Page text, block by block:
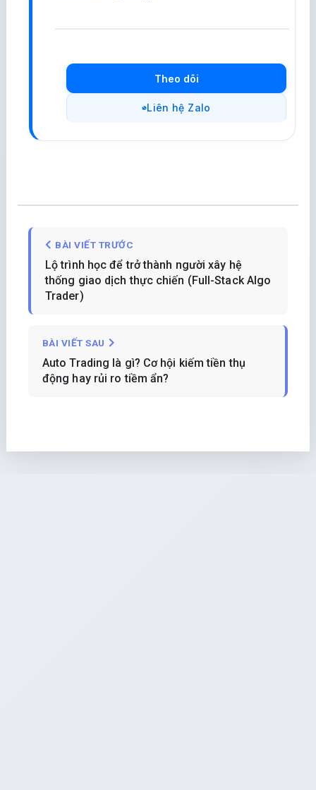
Theo dõi
Liên hệ Zalo
BÀI VIẾT TRƯỚC
Lộ trình học để trở thành người xây hệ
thống giao dịch thực chiến (Full-Stack Algo
Trader)
BÀI VIẾT SAU
Auto Trading là gì? Cơ hội kiếm tiền thụ
động hay rủi ro tiềm ẩn?